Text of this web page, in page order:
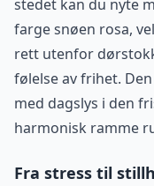
stedet kan du nyte
farge snøen rosa,
rett utenfor
følelse av frihet.
med dagslys i den
harmonisk ramme
Fra stress til